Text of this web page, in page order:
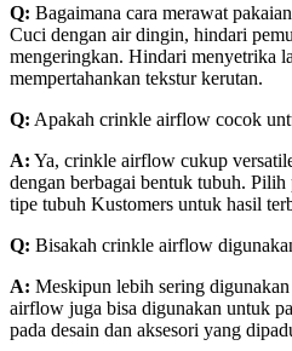
Q: Bagaimana cara merawat
Cuci dengan air dingin, hindari
mengeringkan. Hindari menyetrika
mempertahankan tekstur kerutan.
Q: Apakah crinkle airflow cocok
A: Ya, crinkle airflow cukup
dengan berbagai bentuk tubuh. Pilih
tipe tubuh Kustomers untuk hasil
Q: Bisakah crinkle airflow
A: Meskipun lebih sering
airflow juga bisa digunakan untuk
pada desain dan aksesori yang